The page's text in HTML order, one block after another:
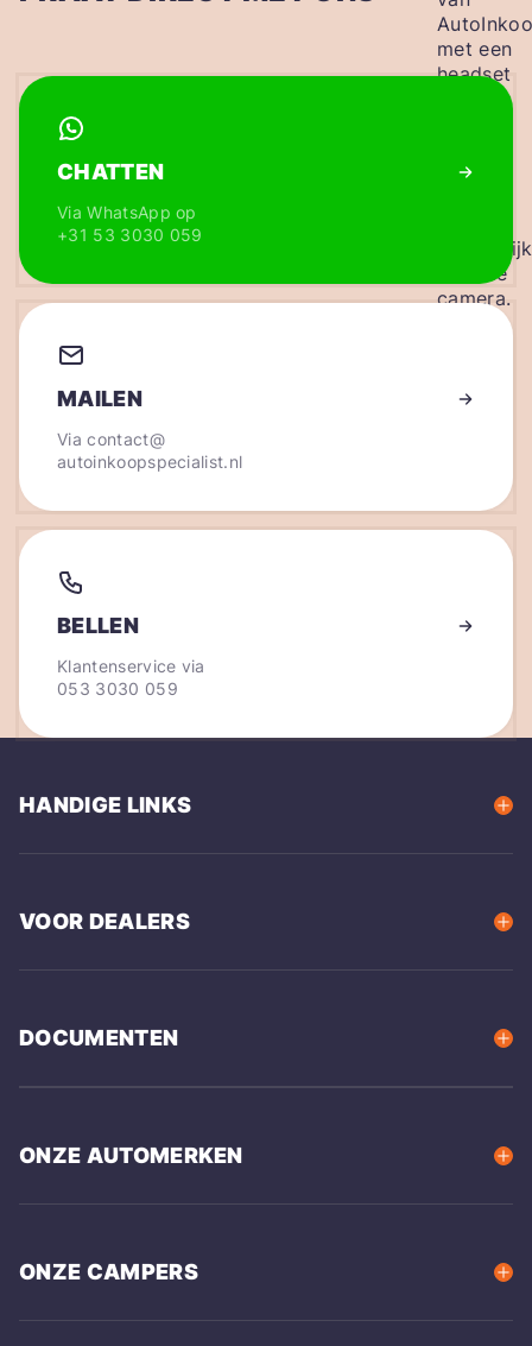
CHATTEN
Via WhatsApp op
+31 53 3030 059
MAILEN
Viacontact@
autoinkoopspecialist.nl
BELLEN
Klantenservice via
053 3030 059
HANDIGE LINKS
VOOR DEALERS
DOCUMENTEN
ONZE AUTOMERKEN
ONZE CAMPERS